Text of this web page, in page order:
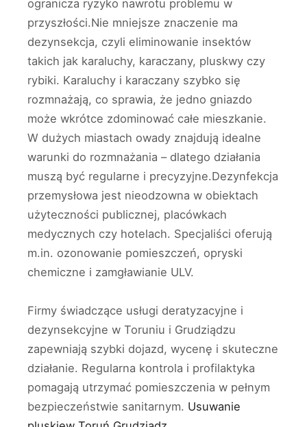
ogranicza ryzyko nawrotu problemu w
przyszłości.Nie mniejsze znaczenie ma
dezynsekcja, czyli eliminowanie insektów
takich jak karaluchy, karaczany, pluskwy czy
rybiki. Karaluchy i karaczany szybko się
rozmnażają, co sprawia, że jedno gniazdo
może wkrótce zdominować całe mieszkanie.
W dużych miastach owady znajdują idealne
warunki do rozmnażania – dlatego działania
muszą być regularne i precyzyjne.Dezynfekcja
przemysłowa jest nieodzowna w obiektach
użyteczności publicznej, placówkach
medycznych czy hotelach. Specjaliści oferują
m.in. ozonowanie pomieszczeń, opryski
chemiczne i zamgławianie ULV.
Firmy świadczące usługi deratyzacyjne i
dezynsekcyjne w Toruniu i Grudziądzu
zapewniają szybki dojazd, wycenę i skuteczne
działanie. Regularna kontrola i profilaktyka
pomagają utrzymać pomieszczenia w pełnym
bezpieczeństwie sanitarnym. Usuwanie